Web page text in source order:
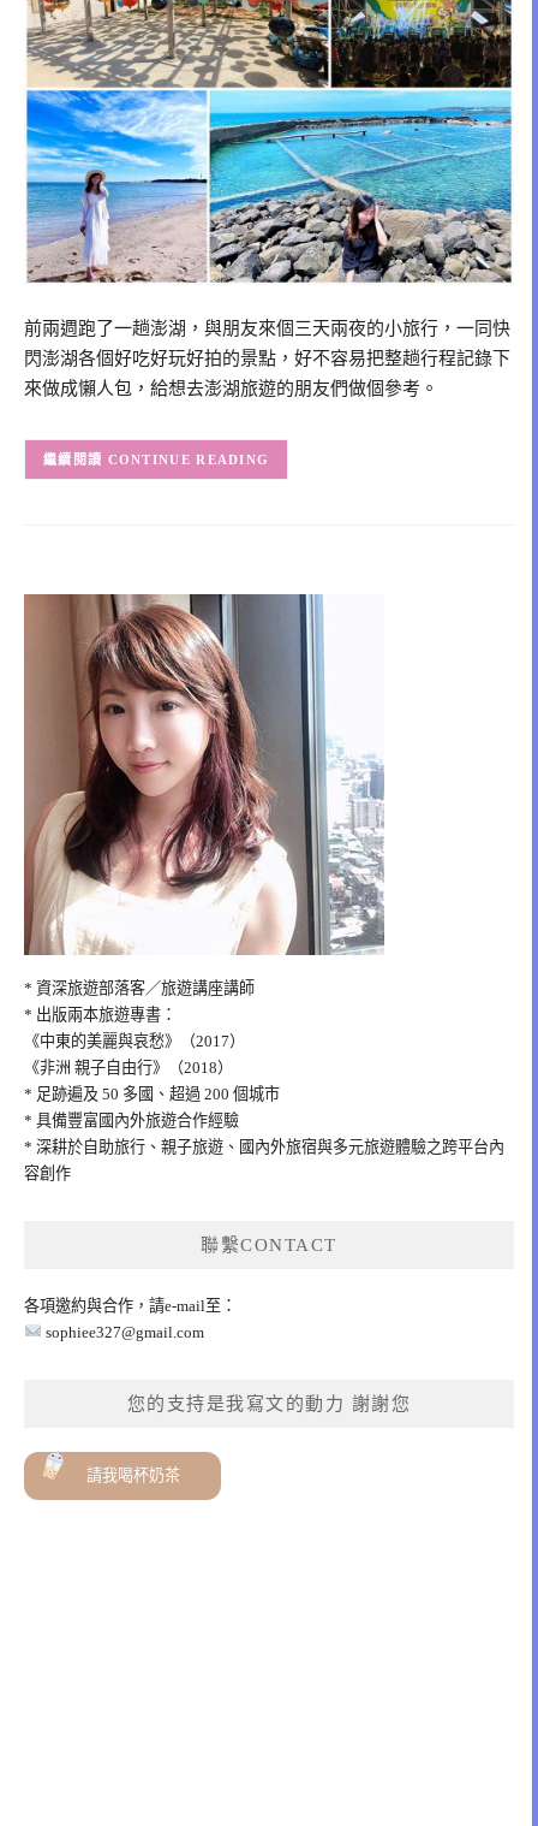
前兩週跑了一趟澎湖，與朋友來個三天兩夜的小旅行，一同快
閃澎湖各個好吃好玩好拍的景點，好不容易把整趟行程記錄下
來做成懶人包，給想去澎湖旅遊的朋友們做個參考。
CONTINUE READING
* 資深旅遊部落客／旅遊講座講師
* 出版兩本旅遊專書：
《中東的美麗與哀愁》（2017）
《非洲 親子自由行》（2018）
* 足跡遍及 50 多國、超過 200 個城市
* 具備豐富國內外旅遊合作經驗
* 深耕於自助旅行、親子旅遊、國內外旅宿與多元旅遊體驗之跨平台內
容創作
聯繫CONTACT
各項邀約與合作，請e-mail至：
sophiee327@gmail.com
您的支持是我寫文的動力 謝謝您
請我喝杯奶茶